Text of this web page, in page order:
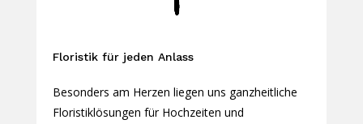
Floristik für jeden Anlass
Besonders am Herzen liegen uns ganzheitliche
Floristiklösungen für Hochzeiten und